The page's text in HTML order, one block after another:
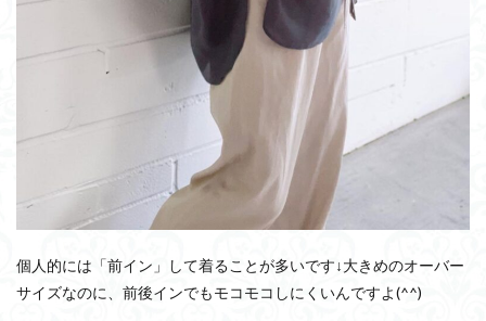
個人的には「前イン」して着ることが多いです↓大きめのオーバー
サイズなのに、前後インでもモコモコしにくいんですよ(^^)